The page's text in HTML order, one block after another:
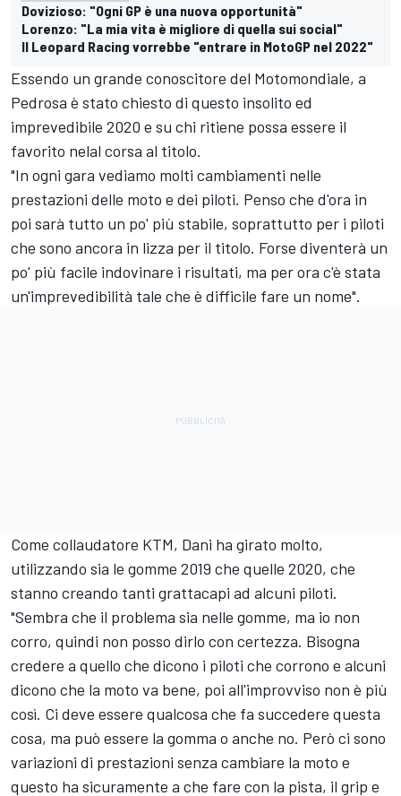
Dovizioso: "Ogni GP è una nuova opportunità"
Lorenzo: "La mia vita è migliore di quella sui social"
Il Leopard Racing vorrebbe "entrare in MotoGP nel 2022"
Essendo un grande conoscitore del Motomondiale, a
Pedrosa è stato chiesto di questo insolito ed
imprevedibile 2020 e su chi ritiene possa essere il
favorito nelal corsa al titolo.
"In ogni gara vediamo molti cambiamenti nelle
prestazioni delle moto e dei piloti. Penso che d'ora in
poi sarà tutto un po' più stabile, soprattutto per i piloti
che sono ancora in lizza per il titolo. Forse diventerà un
po' più facile indovinare i risultati, ma per ora c'è stata
un'imprevedibilità tale che è difficile fare un nome".
Come collaudatore KTM, Dani ha girato molto,
utilizzando sia le gomme 2019 che quelle 2020, che
stanno creando tanti grattacapi ad alcuni piloti.
"Sembra che il problema sia nelle gomme, ma io non
corro, quindi non posso dirlo con certezza. Bisogna
credere a quello che dicono i piloti che corrono e alcuni
dicono che la moto va bene, poi all'improvviso non è più
così. Ci deve essere qualcosa che fa succedere questa
cosa, ma può essere la gomma o anche no. Però ci sono
variazioni di prestazioni senza cambiare la moto e
questo ha sicuramente a che fare con la pista, il grip e